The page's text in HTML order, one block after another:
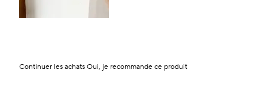
Continuer les achats Oui, je recommande ce produit